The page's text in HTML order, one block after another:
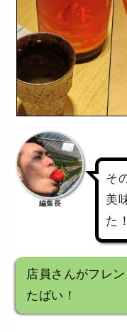
編集長
そ
美
た！
店員さんがフレ
たばい！